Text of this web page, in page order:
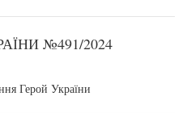
№491/2024
Герой України